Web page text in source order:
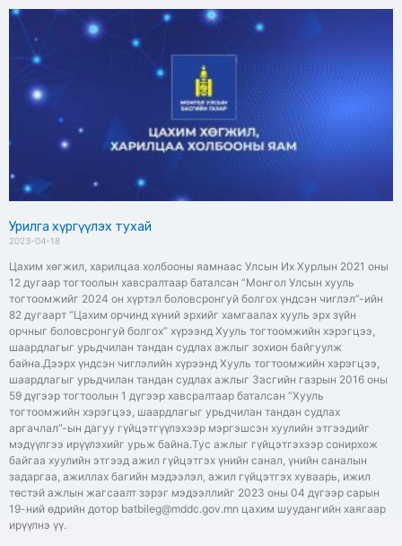
Урилга хүргүүлэх тухай
2023-04-18
Цахим хөгжил, харилцаа холбооны яамнаас Улсын Их Хурлын 2021 оны
12 дугаар тогтоолын хавсралтаар баталсан “Монгол Улсын хууль
тогтоомжийг 2024 он хүртэл боловсронгуй болгох үндсэн чиглэл”-ийн
82 дугаарт “Цахим орчинд хүний эрхийг хамгаалах хууль эрх зүйн
орчныг боловсронгуй болгох” хүрээнд Хууль тогтоомжийн хэрэгцээ,
шаардлагыг урьдчилан тандан судлах ажлыг зохион байгуулж
байна.Дээрх үндсэн чиглэлийн хүрээнд Хууль тогтоомжийн хэрэгцээ,
шаардлагыг урьдчилан тандан судлах ажлыг Засгийн газрын 2016 оны
59 дүгээр тогтоолын 1 дүгээр хавсралтаар баталсан “Хууль
тогтоомжийн хэрэгцээ, шаардлагыг урьдчилан тандан судлах
аргачлал”-ын дагуу гүйцэтгүүлэхээр мэргэшсэн хуулийн этгээдийг
мэдүүлгээ ирүүлэхийг урьж байна.Тус ажлыг гүйцэтгэхээр сонирхож
байгаа хуулийн этгээд ажил гүйцэтгэх үнийн санал, үнийн саналын
задаргаа, ажиллах багийн мэдээлэл, ажил гүйцэтгэх хуваарь, ижил
төстэй ажлын жагсаалт зэрэг мэдээллийг 2023 оны 04 дүгээр сарын
19-ний өдрийн дотор batbileg@mddc.gov.mn цахим шуудангийн хаягаар
ирүүлнэ үү.